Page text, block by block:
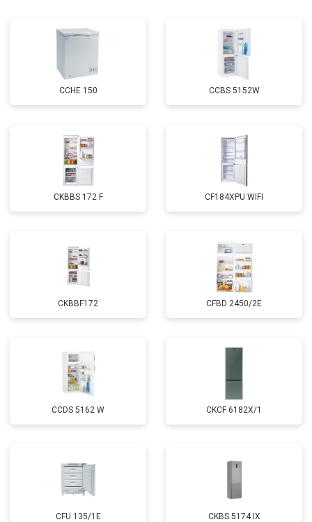
от 1900 ₽ Заказать
CCHE 150 CCBS 5152W
CKBBS 172 F CF184XPU WIFI
CKBBF172 CFBD 2450/2E
CCDS 5162 W CKCF 6182X/1
CFU 135/1E CKBS 5174 IX